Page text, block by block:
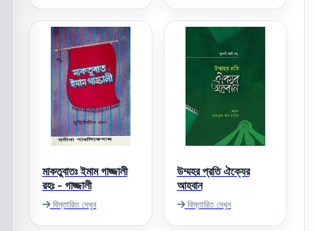
মাকতুবাতঃ ইমাম গাজ্জালী
রহঃ - গাজ্জালী
বিস্তারিত দেখুন
উম্মহর প্রতি ঐক্যের
আহবান
বিস্তারিত দেখুন